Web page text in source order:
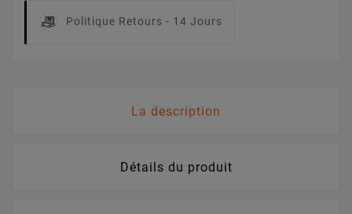
Politique Retours - 14 Jours
La description
Détails du produit